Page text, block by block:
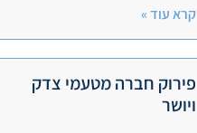
קרא עוד »
פירוק חברה מטעמי צדק
ויושר